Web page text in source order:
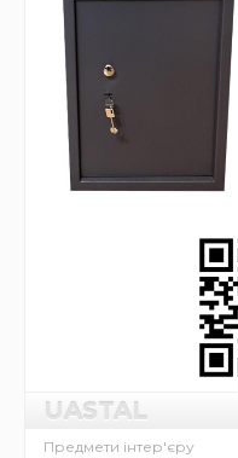
UASTAL
Предмети інтер'єру